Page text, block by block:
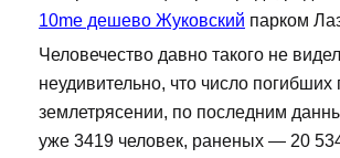
10me дешево Жуковский парком
Человечество давно такого не
неудивительно, что число погибших
землетрясении, по последним
уже 3419 человек, раненых — 20